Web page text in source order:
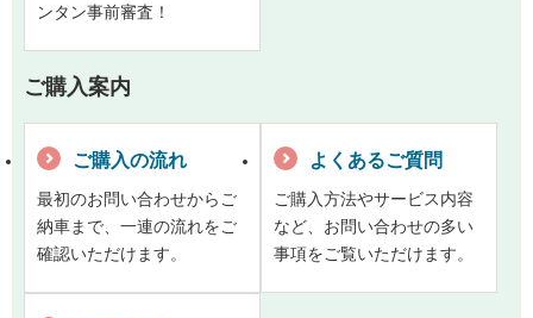
ンタン事前審査！
ご購入案内
ご購入の流れ
最初のお問い合わせからご
納車まで、一連の流れをご
確認いただけます。
よくあるご質問
ご購入方法やサービス内容
など、お問い合わせの多い
事項をご覧いただけます。